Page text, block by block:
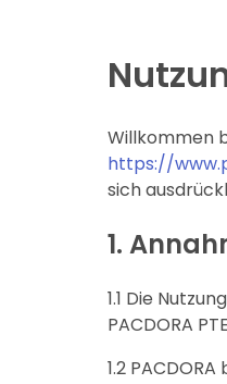
Willkommen
https://
sich
1.
1.1 Die
PACDORA
1.2